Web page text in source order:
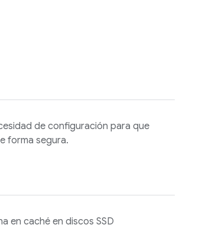
de configuración para que
forma segura.
en caché en discos SSD